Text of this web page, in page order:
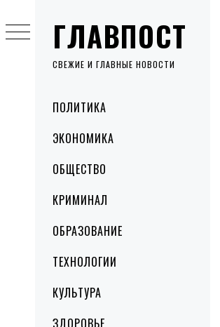
ГЛАВПОСТ
СВЕЖИЕ И ГЛАВНЫЕ НОВОСТИ
MenuПОЛИТИКА
ЭКОНОМИКА
ОБЩЕСТВО
КРИМИНАЛ
ОБРАЗОВАНИЕ
ТЕХНОЛОГИИ
КУЛЬТУРА
ЗДОРОВЬЕ
to
content